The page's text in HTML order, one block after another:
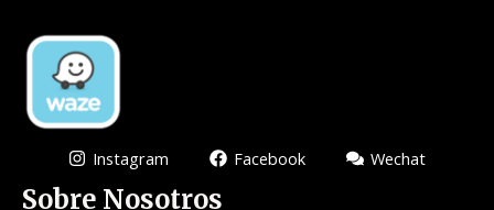
Instagram Facebook Wechat
Sobre Nosotros